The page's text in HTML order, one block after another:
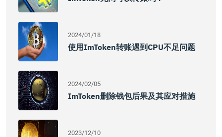
2024/01/18
使用imToken转账遇到CPU不足问题
2024/02/05
ImToken删除钱包后果及其应对措施
2023/12/10